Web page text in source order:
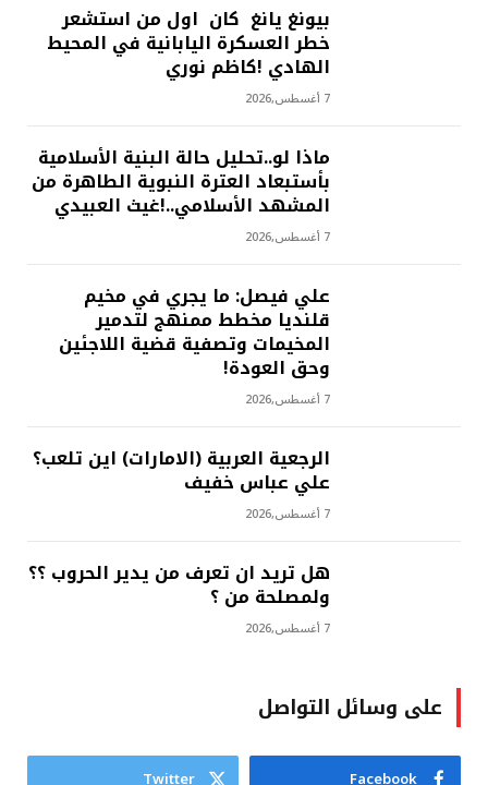
بيونغ يانغ كان اول من استشعر
خطر العسكرة اليابانية في المحيط
الهادي !كاظم نوري
7 أغسطس,2026
ماذا لو..تحليل حالة البنية الأسلامية
بأستبعاد العترة النبوية الطاهرة من
المشهد الأسلامي..!غيث العبيدي
7 أغسطس,2026
علي فيصل: ما يجري في مخيم
قلنديا مخطط ممنهج لتدمير
المخيمات وتصفية قضية اللاجئين
وحق العودة!
7 أغسطس,2026
الرجعية العربية (الامارات) اين تلعب؟
علي عباس خفيف
7 أغسطس,2026
هل تريد ان تعرف من يدير الحروب ؟؟
ولمصلحة من ؟
7 أغسطس,2026
على وسائل التواصل